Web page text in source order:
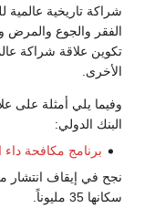
شراكة تاريخية
الفقر والجوع والمرض
تكوين علاقة شراكة
الأخرى.
وفيما يلي أمثلة على
البنك الدولي:
برنامج مكافحة داء
سكانها 35 مليوناً.